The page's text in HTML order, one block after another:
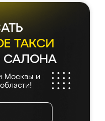
ТАКСИ
САЛОНА
Москвы и